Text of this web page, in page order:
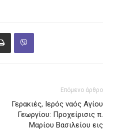
Επόμενο άρθρο
Γερακιές, Ιερός ναός Αγίου
Γεωργίου: Προχείρισις π.
Μαρίου Βασιλείου εις